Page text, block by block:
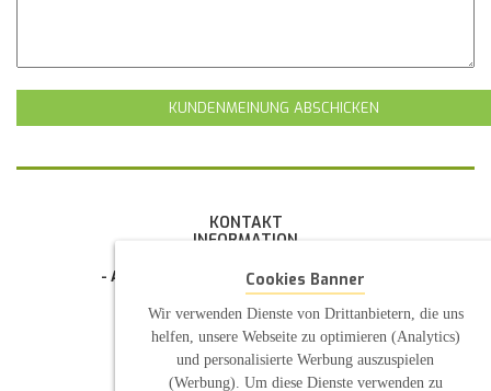
KUNDENMEINUNG ABSCHICKEN
KONTAKT
INFORMATION
- Allgemeine Geschäftsbedingung (AGB)
- Widerrufsbelehrung
- Datenschutzerklärung
- Impressum
- Pflegehinweise
E-Mail: infos@sp-kerzen.de
Cookies Banner
Wir verwenden Dienste von Drittanbietern, die uns
helfen, unsere Webseite zu optimieren (Analytics)
und personalisierte Werbung auszuspielen
(Werbung). Um diese Dienste verwenden zu